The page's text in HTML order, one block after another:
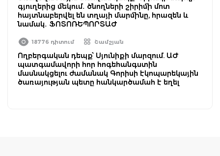
գյուղերից մեկում․ ծնողների շիրիմի մոտ
հայտնաբերվել են տղայի մարմինը, հրազեն և
նամակ․ ՖՈՏՈՌԵՊՈՐՏԱԺ
18776 դիտում Շամշյան
Ողբերգական դեպք՝ Սյունիքի մարզում. ԱԺ
պատգամավորի հոր հոգեհանգստին
մասնակցելու ժամանակ Գորիսի էկոպարեկային
ծառայության պետը հանկարծամահ է եղել